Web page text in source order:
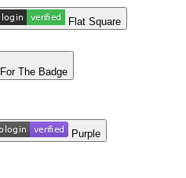
Flat Square
For The Badge
Purple